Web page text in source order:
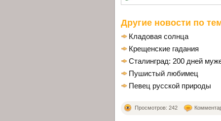
Другие новости по
Кладовая солнца
​Крещенские гадания
Сталинград: 200 дней
Пушистый любимец
Певец русской природы
Просмотров: 242